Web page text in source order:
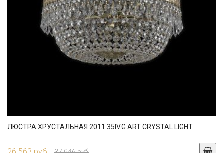
ЛЮСТРА ХРУСТАЛЬНАЯ 2011.35IV.G ART CRYSTAL LIGHT